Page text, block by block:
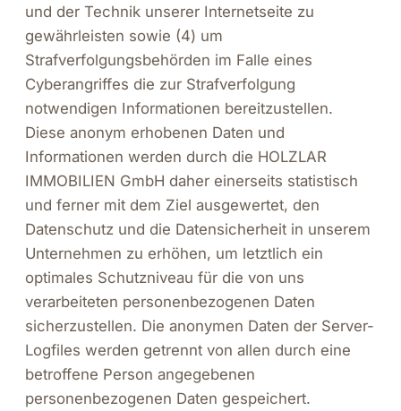
und der Technik unserer Internetseite zu
gewährleisten sowie (4) um
Strafverfolgungsbehörden im Falle eines
Cyberangriffes die zur Strafverfolgung
notwendigen Informationen bereitzustellen.
Diese anonym erhobenen Daten und
Informationen werden durch die HOLZLAR
IMMOBILIEN GmbH daher einerseits statistisch
und ferner mit dem Ziel ausgewertet, den
Datenschutz und die Datensicherheit in unserem
Unternehmen zu erhöhen, um letztlich ein
optimales Schutzniveau für die von uns
verarbeiteten personenbezogenen Daten
sicherzustellen. Die anonymen Daten der Server-
Logfiles werden getrennt von allen durch eine
betroffene Person angegebenen
personenbezogenen Daten gespeichert.